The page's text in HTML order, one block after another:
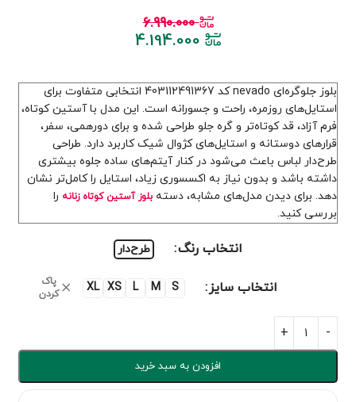
6.990.000
4.194.000
بلوز جلوگره‌ای nevado کد 403112491367 انتخابی متفاوت برای
استایل‌های روزمره، راحت و جسورانه است. این مدل با آستین کوتاه،
فرم آزاد، قد کوتاه‌تر و گره جلو طراحی شده و برای دورهمی، سفر،
قرارهای دوستانه و استایل‌های کژوال شیک کاربرد دارد. طراحی
طرح‌دار لباس باعث می‌شود در کنار آیتم‌های ساده جلوه بیشتری
داشته باشد و بدون نیاز به اکسسوری زیاد، استایل را کامل‌تر نشان
دهد. برای دیدن مدل‌های مشابه، دسته بلوز آستین کوتاه زنانه را
بررسی کنید.
انتخاب رنگ طرح‌دار
انتخاب سایز S
M
L
XS
XL
پاک
کردن
افزودن به سبد خرید